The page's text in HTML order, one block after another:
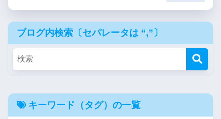
ブログ内検索〔セパレータは “,”〕
キーワード（タグ）の一覧